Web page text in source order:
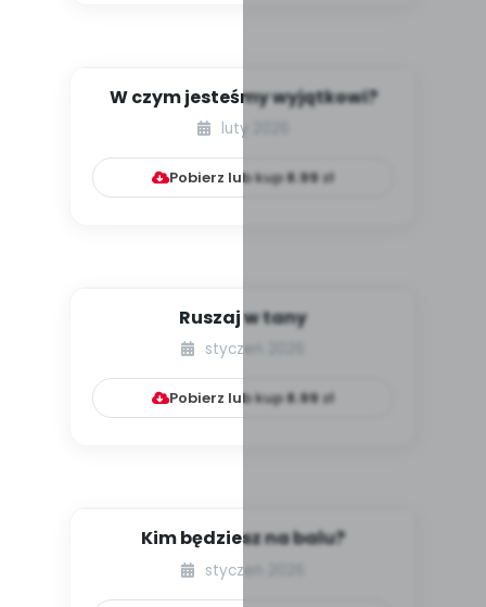
W czym jesteśmy wyjątkowi?
luty 2026
Pobierz lub kup8.99zł
Ruszaj w tany
styczeń 2026
Pobierz lub kup8.99 zł
Kim będziesz na balu?
styczeń 2026